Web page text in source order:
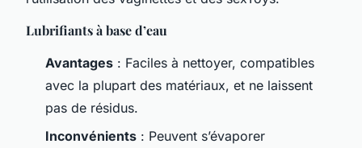
Lubrifiants à base d’eau
Avantages : Faciles à nettoyer, compatibles
avec la plupart des matériaux, et ne laissent
pas de résidus.
Inconvénients : Peuvent s’évaporer